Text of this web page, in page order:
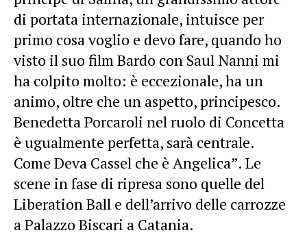
di portata internazionale, intuisce per
primo cosa voglio e devo fare, quando ho
visto il suo film Bardo con Saul Nanni mi
ha colpito molto: è eccezionale, ha un
animo, oltre che un aspetto, principesco.
Benedetta Porcaroli nel ruolo di Concetta
è ugualmente perfetta, sarà centrale.
Come Deva Cassel che è Angelica”. Le
scene in fase di ripresa sono quelle del
Liberation Ball e dell’arrivo delle carrozze
a Palazzo Biscari a Catania.